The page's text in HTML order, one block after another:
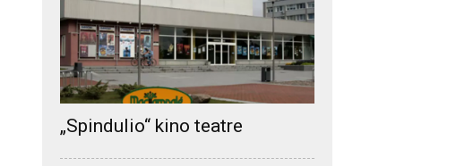
„Spindulio“ kino teatre